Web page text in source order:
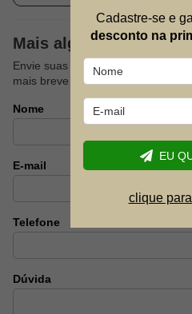
-2 Pré-filtros
-1 Refil de Filtro (já acoplado ao
Mais alguma dúvida?
Envie suas dúvidas sobre este
mais breve possível.
Nome
E-mail
Telefone
Dúvida
Cadastre-se e
desconto na
EU
clique